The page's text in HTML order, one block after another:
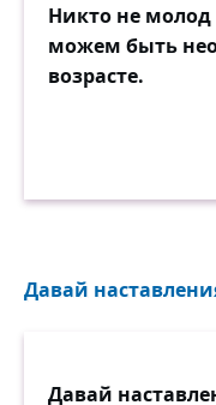
Никто не молод
можем быть
возрасте.
Давай
Давай